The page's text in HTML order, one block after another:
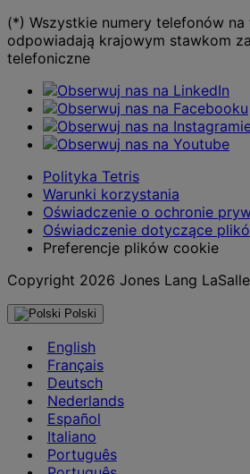
(*) Wszystkie numery telefonów
odpowiadają krajowym stawkom
telefoniczne
Polityka Tetris
Warunki korzystania
Oświadczenie o ochronie
Oświadczenie dotyczące
Preferencje plików cookie
Copyright 2026 Jones Lang LaSalle
Polski
English
Français
Deutsch
Nederlands
Español
Italiano
Português